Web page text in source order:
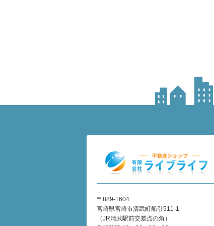
〒889-1604
宮崎県宮崎市清武町船引511-1
（JR清武駅前交差点の角）